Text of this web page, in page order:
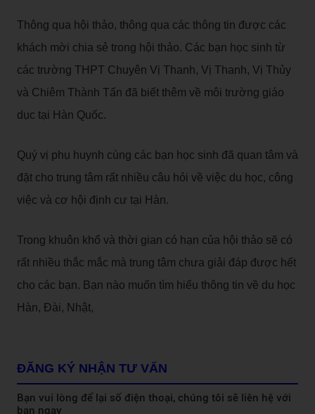
Thông qua hội thảo, thông qua các thông tin được các
khách mời chia sẻ trong hội thảo. Các bạn học sinh từ
các trường THPT Chuyên Vị Thanh, Vị Thanh, Vị Thủy
và Chiêm Thành Tấn đã biết thêm về môi trường giáo
dục tại Hàn Quốc.
Quý vị phụ huynh cùng các bạn học sinh đã quan tâm và
đặt cho trung tâm rất nhiều câu hỏi về việc du học, công
việc và cơ hội định cư tại Hàn.
Trong khuôn khổ và thời gian có hạn của hội thảo sẽ có
rất nhiều thắc mắc mà trung tâm chưa giải đáp được hết
cho các bạn. Bạn nào muốn tìm hiểu thông tin về du học
Hàn, Đài, Nhật,
ĐĂNG KÝ NHẬN TƯ VẤN
Bạn vui lòng để lại số điện thoại, chúng tôi sẽ liên hệ với
bạn ngay